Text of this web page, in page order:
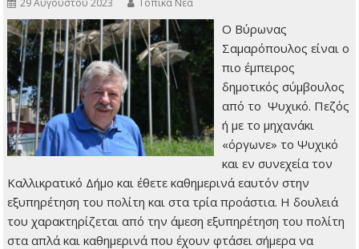
O Βύρωνας
Σαμαρόπουλος είναι ο
πιο έμπειρος
δημοτικός σύμβουλος
από το Ψυχικό. Πεζός
ή με το μηχανάκι
«όργωνε» το Ψυχικό
και εν συνεχεία τον
Καλλικρατικό Δήμο και έθετε καθημερινά εαυτόν στην
εξυπηρέτηση του πολίτη και στα τρία προάστια. Η δουλειά
του χαρακτηρίζεται από την άμεση εξυπηρέτηση του πολίτη
στα απλά και καθημερινά που έχουν φτάσει σήμερα να